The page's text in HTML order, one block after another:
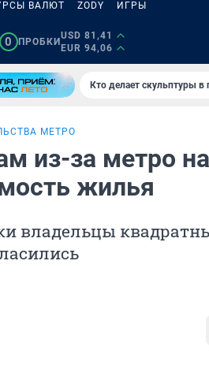
ВАЛЮТ ZODY ИГРЫ
0 ПРОБКИ
USD 81,41
EUR 94,06
Кто делает скульптуры в
МЕТРО
из-за метро
жилья
владельцы